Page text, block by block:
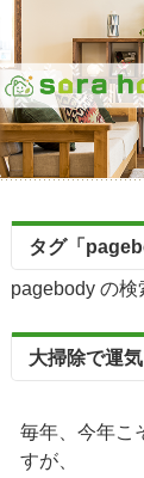
タグ「
pagebody の検
大掃除で運
毎年、今年こ
すが、